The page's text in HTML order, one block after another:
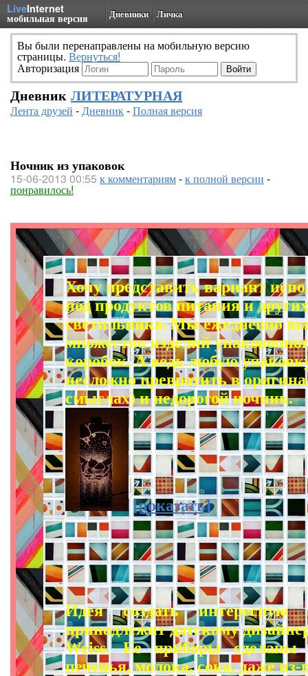
LiveInternet
мобильная версия Дневники Личка
Вы были перенаправлены на мобильную версию
страницы. Вернуться!
Авторизация
Дневник ЛИТЕРАТУРНАЯ
Лента друзей -Дневник-Полная версия
Ночник из упаковок
15-06-2013 00:55 к комментариям-к полной версии -
понравилось!
Хочу представить вариант
под продуктов питания и
светильника. Мы ежедневно
множество изделий
коробок. А ведь любую
несложно превратить в
смыслах) и недорогой ночник.
[показать]
Идея создать
принадлежит датскому
Weiss. Ее приборы сделаны
печенья, молока, сока, даже